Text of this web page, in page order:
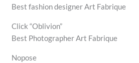
Best fashion designer Art Fabrique
Click “Oblivion”
Best Photographer Art Fabrique
Nopose